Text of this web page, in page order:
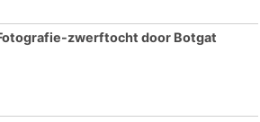
zwerftocht door Botgat